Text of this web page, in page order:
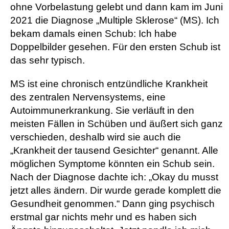
ohne Vorbelastung gelebt und dann kam im Juni
2021 die Diagnose „Multiple Sklerose“ (MS). Ich
bekam damals einen Schub: Ich habe
Doppelbilder gesehen. Für den ersten Schub ist
das sehr typisch.
MS ist eine chronisch entzündliche Krankheit
des zentralen Nervensystems, eine
Autoimmunerkrankung. Sie verläuft in den
meisten Fällen in Schüben und äußert sich ganz
verschieden, deshalb wird sie auch die
„Krankheit der tausend Gesichter“ genannt. Alle
möglichen Symptome könnten ein Schub sein.
Nach der Diagnose dachte ich: „Okay du musst
jetzt alles ändern. Dir wurde gerade komplett die
Gesundheit genommen.“ Dann ging psychisch
erstmal gar nichts mehr und es haben sich